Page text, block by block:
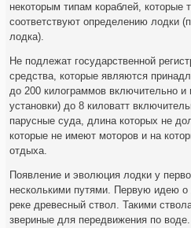
некоторым типам кораблей, которые
соответствуют определению лодки
лодка).
Не подлежат государственной
средства, которые являются
до 200 килограммов включительно
установки) до 8 киловатт
парусные суда, длина которых не
которые не имеют моторов и на
отдыха.
Появление и эволюция лодки у
несколькими путями. Первую идею
реке древесный ствол. Такими
звериные для передвижения по